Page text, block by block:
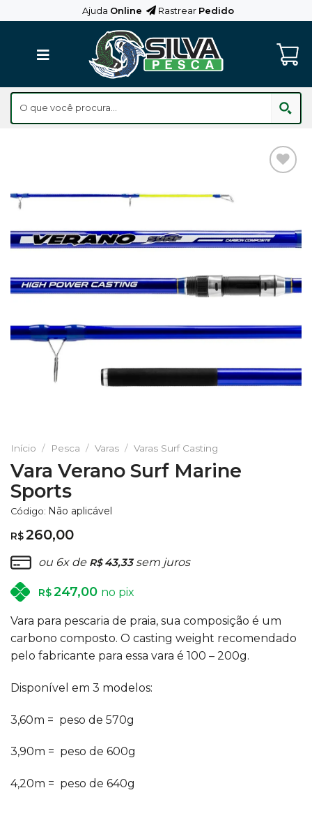
Ajuda Online Rastrear Pedido
Início / Pesca / Varas / Varas Surf Casting
Vara Verano Surf Marine
Sports
Código: Não aplicável
R$260,00
ou 6x de R$ 43,33sem juros
R$247,00 no pix
Vara para pescaria de praia, sua composição é um
carbono composto. O casting weight recomendado
pelo fabricante para essa vara é 100 – 200g.
Disponível em 3 modelos:
3,60m = peso de 570g
3,90m = peso de 600g
4,20m = peso de 640g